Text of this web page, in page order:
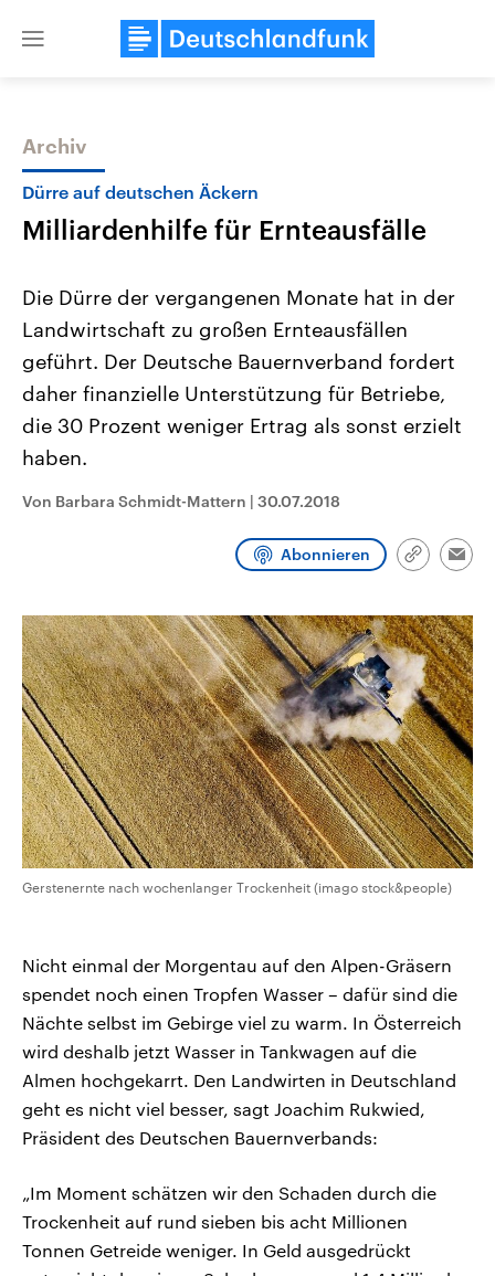
Close
Themen
Landtagswahl Sachsen-Anhalt
2026
Alle Informationen
Sachsen-Anhalt wählt am 6.
September 2026 einen neuen
Bundesland von einer Koalition aus
CDU, SPD und FDP regiert.-
Wahlprogramme, aktuelle Berichte
und Hintergründe zu den Parteien
Aktuelle Beiträge,
Hintergründe
Wirtschaftlich und
aktuelle Weltgeschehen.
Programm Podcasts
Audio-Archiv
Archiv
Dürre auf deutschen Äckern
Milliardenhilfe für Ernteausfälle
Die Dürre der vergangenen Monate hat in der
Landwirtschaft zu großen Ernteausfällen
geführt. Der Deutsche Bauernverband fordert
daher finanzielle Unterstützung für Betriebe,
die 30 Prozent weniger Ertrag als sonst erzielt
haben.
Von Barbara Schmidt-Mattern | 30.07.2018
Abonnieren
Link
Gerstenernte nach wochenlanger Trockenheit (imago stock&people)
Nicht einmal der Morgentau auf den Alpen-Gräsern
spendet noch einen Tropfen Wasser – dafür sind die
Nächte selbst im Gebirge viel zu warm. In Österreich
wird deshalb jetzt Wasser in Tankwagen auf die
Almen hochgekarrt. Den Landwirten in Deutschland
geht es nicht viel besser, sagt Joachim Rukwied,
Präsident des Deutschen Bauernverbands:
„Im Moment schätzen wir den Schaden durch die
Trockenheit auf rund sieben bis acht Millionen
Tonnen Getreide weniger. In Geld ausgedrückt